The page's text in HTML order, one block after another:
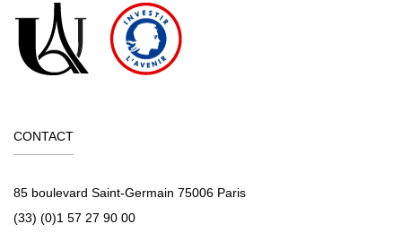
CONTACT
85 boulevard Saint-Germain 75006 Paris
(33) (0)1 57 27 90 00